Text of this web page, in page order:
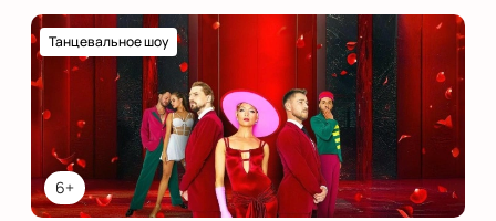
6+
Танцевальное шоу